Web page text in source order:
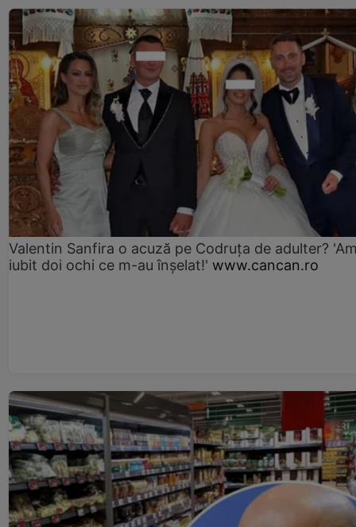
Valentin Sanfira o acuză pe Codruța de adulter?
iubit doi ochi ce m-au înșelat!' www.cancan.ro